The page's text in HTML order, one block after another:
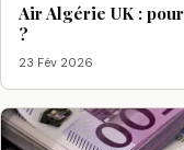
Air Algérie UK :
?
23 Fév 2026